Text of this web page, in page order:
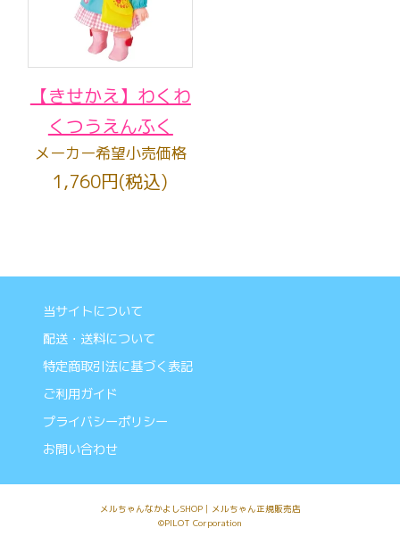
【きせかえ】わくわ
くつうえんふく
メーカー希望小売価格
1,760円(税込)
当サイトについて
配送・送料について
特定商取引法に基づく表記
ご利用ガイド
プライバシーポリシー
お問い合わせ
メルちゃんなかよしSHOP│メルちゃん正規販売店
©PILOT Corporation